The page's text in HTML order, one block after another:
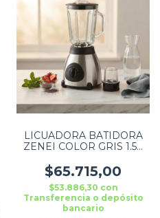
LICUADORA BATIDORA
ZENEI COLOR GRIS 1.5L
$65.715,00
$53.886,30 con
Transferencia o depósito
bancario